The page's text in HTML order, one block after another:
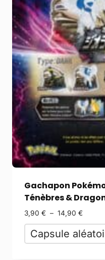
Gachapon
Ténèbres &
3,90 € – 14,90 €
Capsule